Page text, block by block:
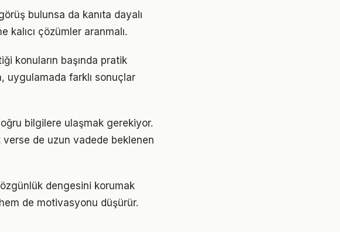
bulunsa da kanıta dayalı
kalıcı çözümler aranmalı.
konuların başında pratik
uygulamada farklı sonuçlar
bilgilere ulaşmak gerekiyor.
de uzun vadede beklenen
dengesini korumak
de motivasyonu düşürür.